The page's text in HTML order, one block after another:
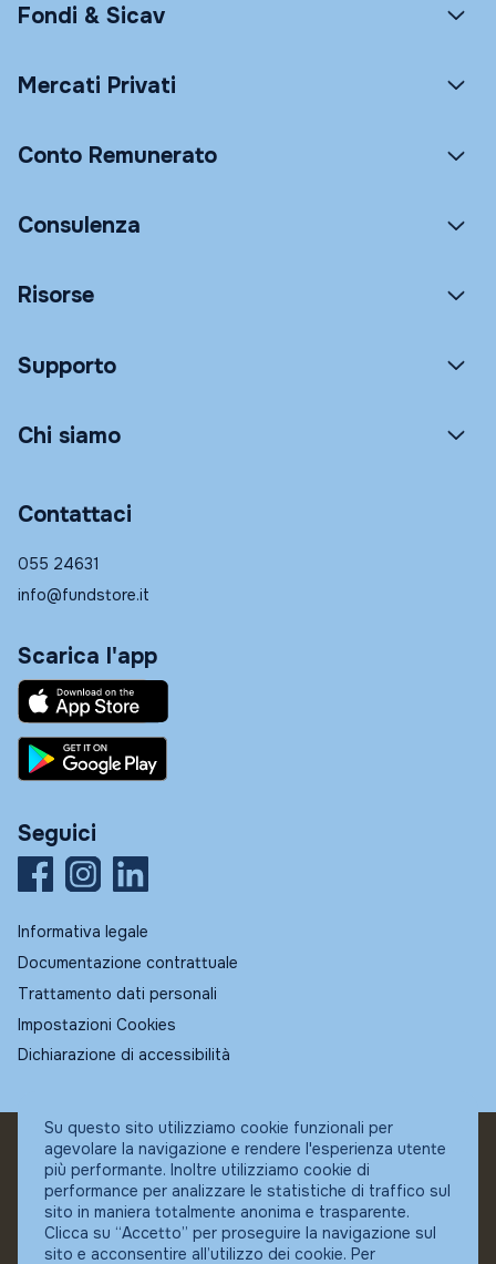
Fondi & Sicav
Mercati Privati
Conto Remunerato
Consulenza
Risorse
Supporto
Chi siamo
Contattaci
055 24631
info@fundstore.it
Scarica l'app
Seguici
Informativa legale
Documentazione contrattuale
Trattamento dati personali
Impostazioni Cookies
Dichiarazione di accessibilità
© Fundstore
Collocatore autorizzato:
Banca Ifigest SpA
P.Iva: 04337180485
Su questo sito utilizziamo cookie funzionali per
agevolare la navigazione e rendere l'esperienza utente
più performante. Inoltre utilizziamo cookie di
performance per analizzare le statistiche di traffico sul
sito in maniera totalmente anonima e trasparente.
Clicca su “Accetto” per proseguire la navigazione sul
sito e acconsentire all’utilizzo dei cookie. Per